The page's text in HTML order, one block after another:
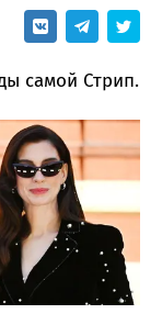
самой Стрип.